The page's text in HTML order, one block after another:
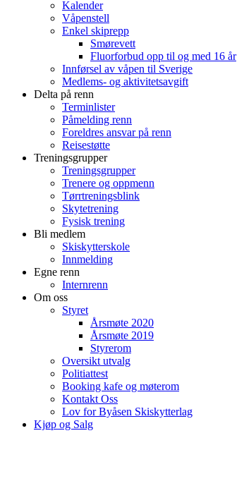
Kalender
Våpenstell
Enkel skiprepp
Smørevett
Fluorforbud opp til og med 16 år
Innførsel av våpen til Sverige
Medlems- og aktivitetsavgift
Delta på renn
Terminlister
Påmelding renn
Foreldres ansvar på renn
Reisestøtte
Treningsgrupper
Treningsgrupper
Trenere og oppmenn
Tørrtreningsblink
Skytetrening
Fysisk trening
Bli medlem
Skiskytterskole
Innmelding
Egne renn
Internrenn
Om oss
Styret
Årsmøte 2020
Årsmøte 2019
Styrerom
Oversikt utvalg
Politiattest
Booking kafe og møterom
Kontakt Oss
Lov for Byåsen Skiskytterlag
Kjøp og Salg